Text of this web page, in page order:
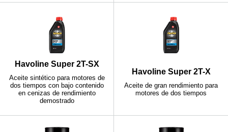
Havoline Super 2T-SX
Aceite sintético para motores de
dos tiempos con bajo contenido
en cenizas de rendimiento
demostrado
Havoline Super 2T-X
Aceite de gran rendimiento para
motores de dos tiempos